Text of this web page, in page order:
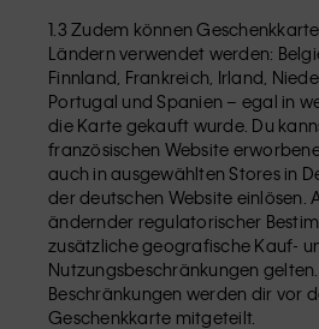
1.3 Zudem können
Ländern verwendet werden:
Finnland, Frankreich, Irland,
Portugal und Spanien – egal in
die Karte gekauft wurde. Du
französischen Website
auch in ausgewählten Stores in
der deutschen Website einlösen.
ändernder regulatorischer
zusätzliche geografische Kauf-
Nutzungsbeschränkungen
Beschränkungen werden dir vor
Geschenkkarte mitgeteilt.